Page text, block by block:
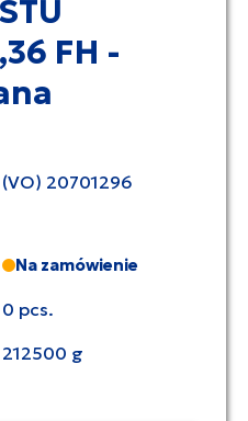
FH -
(VO) 20701296
Na zamówienie
0 pcs.
212500 g